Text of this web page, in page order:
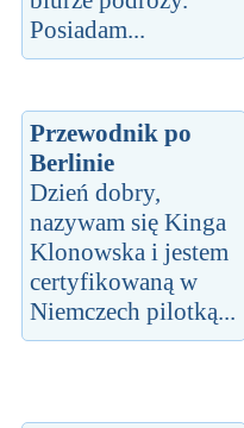
Posiadam...
Przewodnik po
Berlinie
Dzień dobry,
nazywam się Kinga
Klonowska i jestem
certyfikowaną w
Niemczech pilotką...